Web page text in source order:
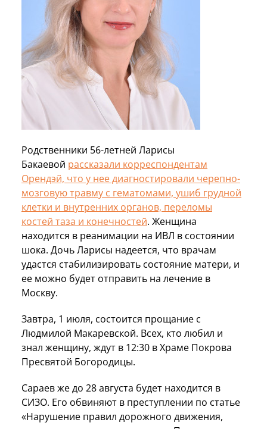
Родственники 56-летней Ларисы
Бакаевой рассказали корреспондентам
Орендэй, что у нее диагностировали черепно-
мозговую травму с гематомами, ушиб грудной
клетки и внутренних органов, переломы
костей таза и конечностей. Женщина
находится в реанимации на ИВЛ в состоянии
шока. Дочь Ларисы надеется, что врачам
удастся стабилизировать состояние матери, и
ее можно будет отправить на лечение в
Москву.
Завтра, 1 июля, состоится прощание с
Людмилой Макаревской. Всех, кто любил и
знал женщину, ждут в 12:30 в Храме Покрова
Пресвятой Богородицы.
Сараев же до 28 августа будет находится в
СИЗО. Его обвиняют в преступлении по статье
«Нарушение правил дорожного движения,